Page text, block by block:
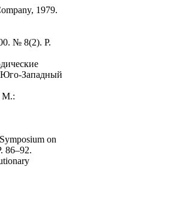
1979.
№ 8(2). P.
Юго-Западный
М.:
on
86–92.